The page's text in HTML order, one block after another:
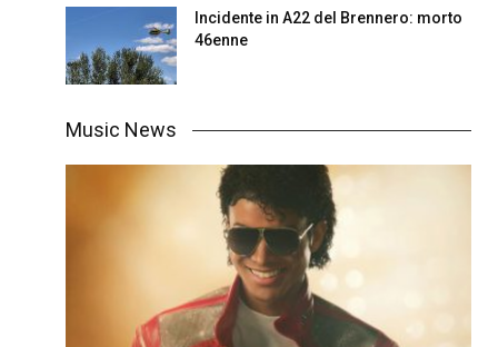
Incidente in A22 del Brennero: morto
46enne
Music News